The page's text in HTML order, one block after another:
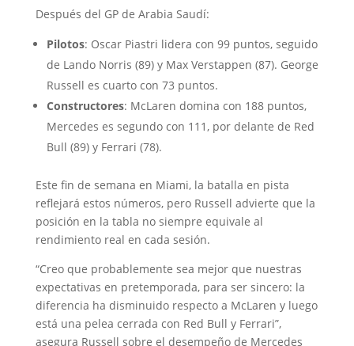
Después del GP de Arabia Saudí:
Pilotos: Oscar Piastri lidera con 99 puntos, seguido
de Lando Norris (89) y Max Verstappen (87). George
Russell es cuarto con 73 puntos.
Constructores: McLaren domina con 188 puntos,
Mercedes es segundo con 111, por delante de Red
Bull (89) y Ferrari (78).
Este fin de semana en Miami, la batalla en pista
reflejará estos números, pero Russell advierte que la
posición en la tabla no siempre equivale al
rendimiento real en cada sesión.
“Creo que probablemente sea mejor que nuestras
expectativas en pretemporada, para ser sincero: la
diferencia ha disminuido respecto a McLaren y luego
está una pelea cerrada con Red Bull y Ferrari”,
asegura Russell sobre el desempeño de Mercedes